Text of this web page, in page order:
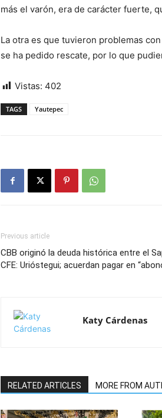
más el varón, era de carácter fuerte,
La otra es que tuvieron problemas
se ha pedido rescate, por lo que
Vistas: 402
TAGS Yautepec
Previous article
CBB originó la deuda histórica entre el
CFE: Urióstegui; acuerdan pagar en
Katy Cárdenas
RELATED ARTICLES MORE FROM